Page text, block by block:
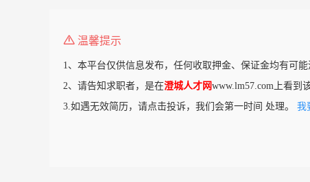
温馨提示
1、本平台仅供信息发布，任何收取押金、保证金均有可能
2、请告知求职者，是在澄城人才网www.lm57.com上看到
3.如遇无效简历，请点击投诉，我们会第一时间 处理。 我